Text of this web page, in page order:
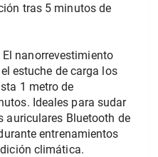
tras 5 minutos de
El nanorrevestimiento
estuche de carga los
1 metro de
Ideales para sudar
auriculares Bluetooth de
entrenamientos
climática.